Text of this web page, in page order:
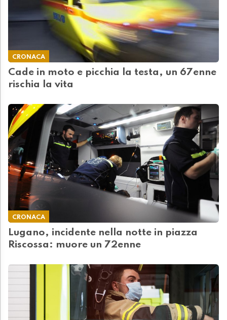
CRONACA
Cade in moto e picchia la testa, un 67enne
rischia la vita
CRONACA
Lugano, incidente nella notte in piazza
Riscossa: muore un 72enne